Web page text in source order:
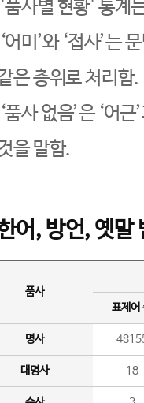
사별 현황' 통계
어미’와 ‘접사’는
은 층위로 처리함.
품사 없음’은 ‘어
을 말함.
어, 방언, 옛말
품사
표제어
명사
대명사 18